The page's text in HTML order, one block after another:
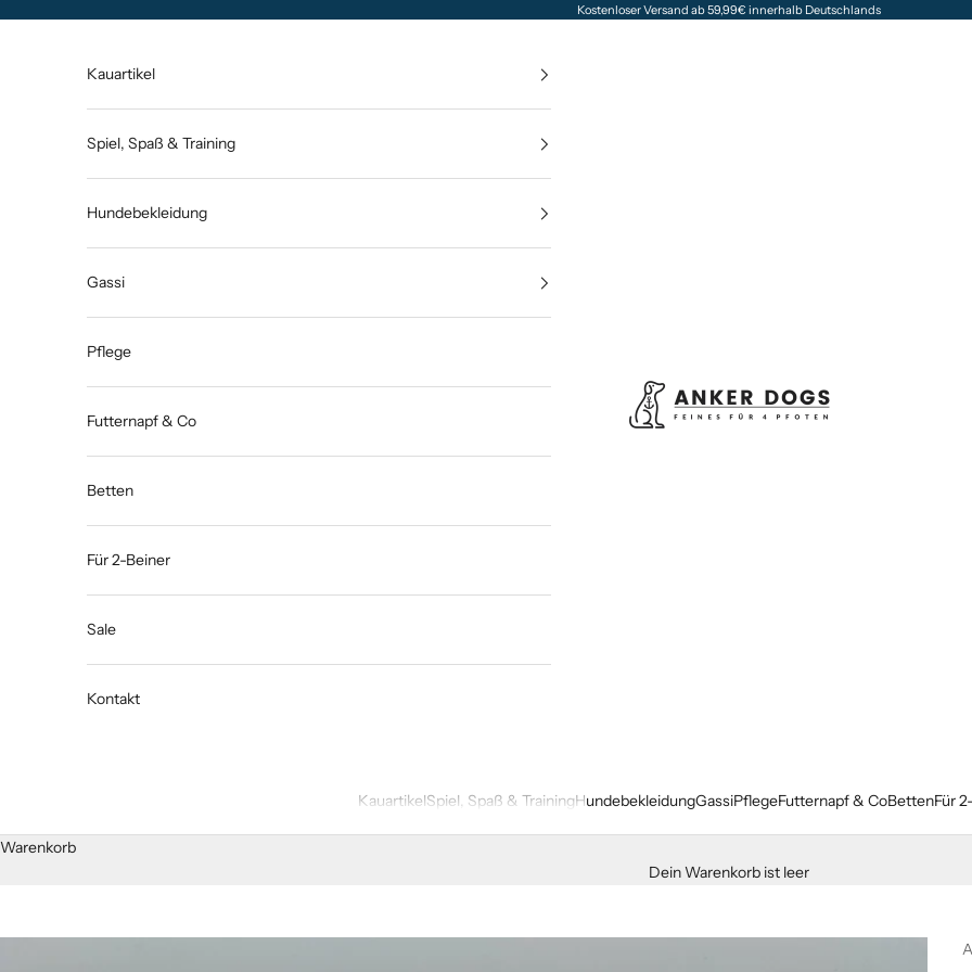
Kostenloser Versand ab 59,99€ innerhalb Deutschlands
Anker Dogs
KauartikelSpiel, Spaß & TrainingHundebekleidungGassiPflegeFutternapf & CoBettenFür
Kauartikel
Spiel, Spaß & Training
Hundebekleidung
Gassi
Pflege
Futternapf & Co
Betten
Für 2-Beiner
Sale
Kontakt
Warenkorb
Dein Warenkorb ist leer